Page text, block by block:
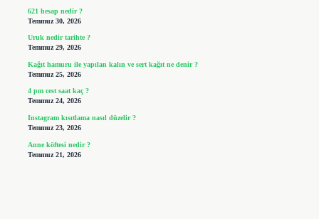
621 hesap nedir ?
Temmuz 30, 2026
Uruk nedir tarihte ?
Temmuz 29, 2026
Kağıt hamuru ile yapılan kalın ve sert kağıt ne denir ?
Temmuz 25, 2026
4 pm cest saat kaç ?
Temmuz 24, 2026
Instagram kısıtlama nasıl düzelir ?
Temmuz 23, 2026
Anne köftesi nedir ?
Temmuz 21, 2026